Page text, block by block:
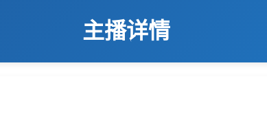
主播详情